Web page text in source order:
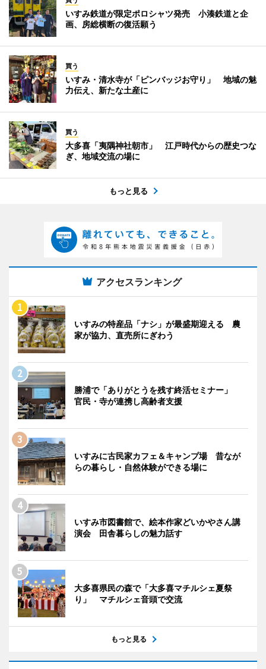
いすみ鉄道が限定ポロシャツ発売 小湊鉄道と企
画、房総横断の復活願う
買う
いすみ・清水寺が「ピンバッジお守り」 地域の魅
力伝え、新たな土産に
買う
大多喜「夷隅神社朝市」 江戸時代からの歴史つな
ぎ、地域交流の場に
もっと見る
アクセスランキング
いすみの特産品「ナシ」が最盛期迎える 農
家が協力、直売所にぎわう
勝浦で「ありがとうを残す終活セミナー」
官民・寺が連携し高齢者支援
いすみに古民家カフェ＆キャンプ場 昔なが
らの暮らし・自然体験ができる場に
いすみ市図書館で、絵本作家どいかやさん講
演会 田舎暮らしの魅力話す
大多喜県民の森で「大多喜マチルシェ夏祭
り」 マチルシェ音頭で交流
もっと見る